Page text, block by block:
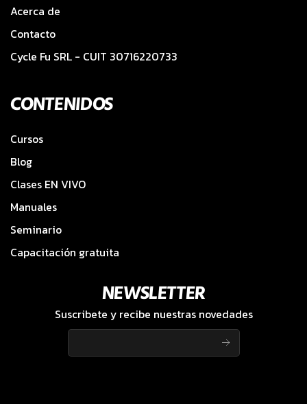
Acerca de
Contacto
Cycle Fu SRL - CUIT 30716220733
CONTENIDOS
Cursos
Blog
Clases EN VIVO
Manuales
Seminario
Capacitación gratuita
NEWSLETTER
Suscribete y recibe nuestras novedades